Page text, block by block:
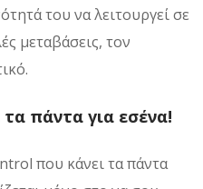
του να λειτουργεί σε
μεταβάσεις, τον
πάντα για εσένα!
που κάνει τα πάντα